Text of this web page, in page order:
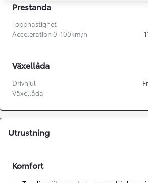
Prestanda
Topphastighet
Acceleration 0-100km/h
Växellåda
Drivhjul
Växellåda
Utrustning
Komfort